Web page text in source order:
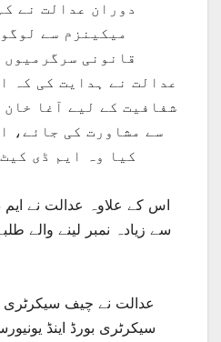
دوران عدالت نے
میکینزم سے
قانونی
عدالت نے ہدایت کی کہ
شفافیت کے لیے آغا
سے مشاورت کی جائے،
کیا وہ ایم ڈی
سے زیادہ نمبر لینے والے
عدالت نے چیف
سیکرٹری بورڈ اینڈ